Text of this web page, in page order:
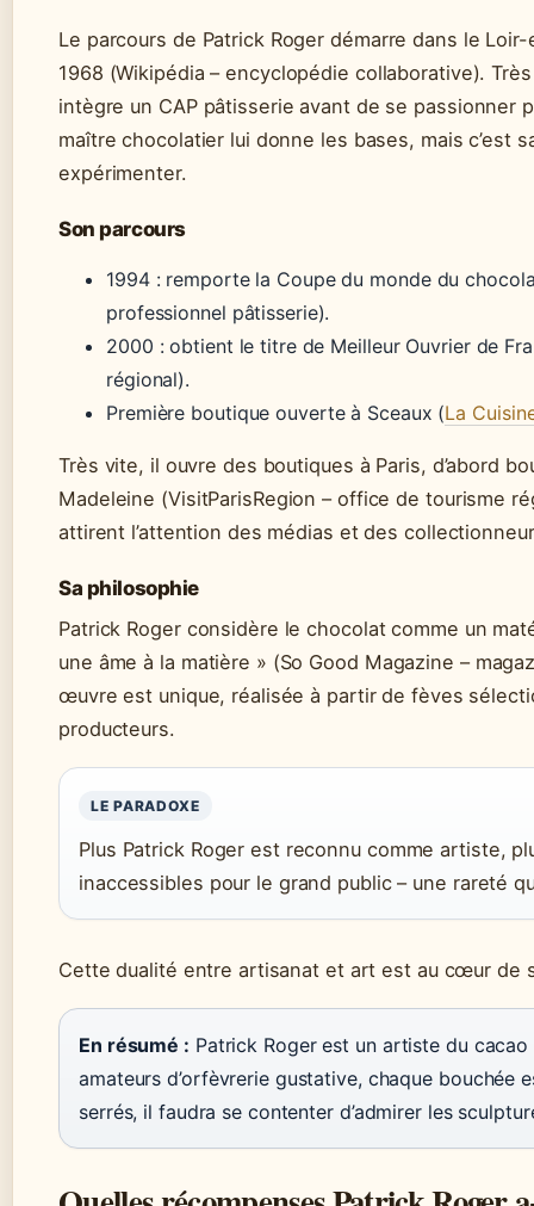
Le parcours de Patrick Roger démarre dans le
1968 (Wikipédia – encyclopédie collaborative).
intègre un CAP pâtisserie avant de se passionner
maître chocolatier lui donne les bases, mais c’est
expérimenter.
Son parcours
1994 : remporte la Coupe du monde du
professionnel pâtisserie).
2000 : obtient le titre de Meilleur Ouvrier de
régional).
Première boutique ouverte à Sceaux (La
Très vite, il ouvre des boutiques à Paris, d’abord
Madeleine (VisitParisRegion – office de tourisme
attirent l’attention des médias et des
Sa philosophie
Patrick Roger considère le chocolat comme un
une âme à la matière » (So Good Magazine –
œuvre est unique, réalisée à partir de fèves
producteurs.
LE PARADOXE
Plus Patrick Roger est reconnu comme artiste,
inaccessibles pour le grand public – une rareté
Cette dualité entre artisanat et art est au cœur de
En résumé : Patrick Roger est un artiste du
amateurs d’orfèvrerie gustative, chaque bouchée
serrés, il faudra se contenter d’admirer les